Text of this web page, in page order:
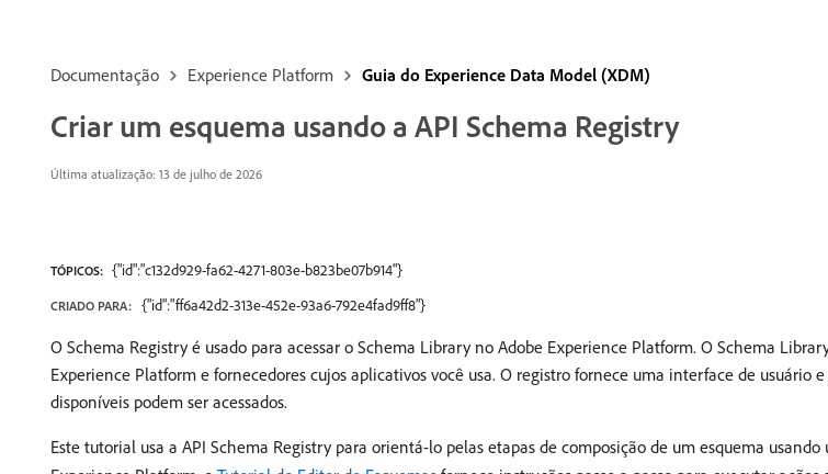
Documentação Experience Platform Guia do Experience Data Model (XDM)
Criar um esquema usando a API Schema Registry
Última atualização: 13 de julho de 2026
TÓPICOS: {"id":"c132d929-fa62-4271-803e-b823be07b914"}
CRIADO PARA: {"id":"ff6a42d2-313e-452e-93a6-792e4fad9ff8"}
O Schema Registry é usado para acessar o Schema Library no Adobe Experience Platform. O Schema
Experience Platform e fornecedores cujos aplicativos você usa. O registro fornece uma interface de usuário
disponíveis podem ser acessados.
Este tutorial usa a API Schema Registry para orientá-lo pelas etapas de composição de um esquema